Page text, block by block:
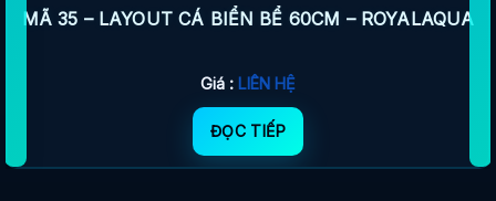
MÃ 35 – LAYOUT CÁ BIỂN BỂ 60CM – ROYALAQUA
Giá : LIÊN HỆ
ĐỌC TIẾP